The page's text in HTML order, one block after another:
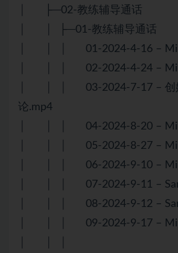
│ ├─02-教练辅导通话
│ │ ├─01-教练辅导通话
│ │ │ 01-2024-4-16 –
│ │ │ 02-2024-4-24 –
│ │ │ 03-2024-7-17 – 创
论.mp4
│ │ │ 04-2024-8-20 –
│ │ │ 05-2024-8-27 –
│ │ │ 06-2024-9-10 –
│ │ │ 07-2024-9-11 –
│ │ │ 08-2024-9-12 –
│ │ │ 09-2024-9-17 –